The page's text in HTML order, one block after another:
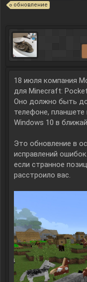
обновление
18 июля компания
для Minecraft:
Оно должно быть
телефоне,
Windows 10 в
Это обновление в
исправлений
если странное
расстроило вас.